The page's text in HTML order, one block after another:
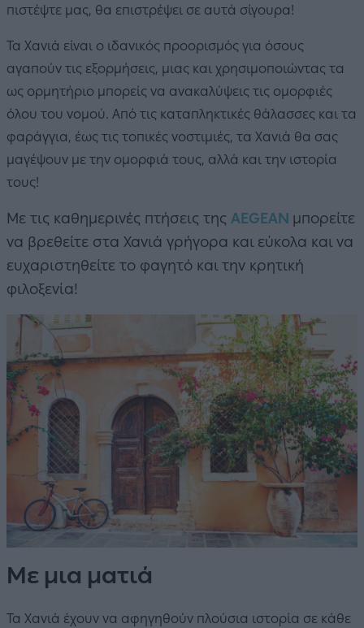
πιστέψτε μας, θα επιστρέψει σε αυτά σίγουρα!
Τα Χανιά είναι ο ιδανικός προορισμός για όσους
αγαπούν τις εξορμήσεις, μιας και χρησιμοποιώντας τα
ως ορμητήριο μπορείς να ανακαλύψεις τις ομορφιές
όλου του νομού. Από τις καταπληκτικές θάλασσες και τα
φαράγγια, έως τις τοπικές νοστιμιές, τα Χανιά θα σας
μαγέψουν με την ομορφιά τους, αλλά και την ιστορία
τους!
Με τις καθημερινές πτήσεις της AEGEAN μπορείτε
να βρεθείτε στα Χανιά γρήγορα και εύκολα και να
ευχαριστηθείτε το φαγητό και την κρητική
φιλοξενία!
Με μια ματιά
Τα Χανιά έχουν να αφηγηθούν πλούσια ιστορία σε κάθε